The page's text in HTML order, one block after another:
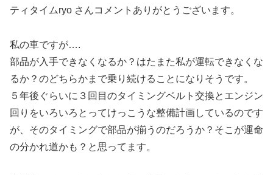
ティタイムryo さんコメントありがとうございます。
私の車ですが….
部品が入手できなくなるか？はたまた私が運転できなくな
るか？のどちらかまで乗り続けることになりそうです。
５年後ぐらいに３回目のタイミングベルト交換とエンジン
回りをいろいろとってけっこうな整備計画しているのです
が、そのタイミングで部品が揃うのだろうか？そこが運命
の分かれ道かも？と思ってます。